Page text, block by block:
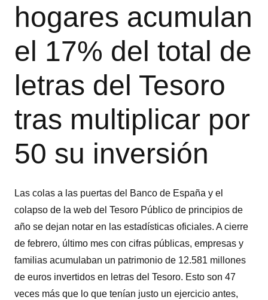
hogares acumulan
el 17% del total de
letras del Tesoro
tras multiplicar por
50 su inversión
Las colas a las puertas del Banco de España y el
colapso de la web del Tesoro Público de principios de
año se dejan notar en las estadísticas oficiales. A cierre
de febrero, último mes con cifras públicas, empresas y
familias acumulaban un patrimonio de 12.581 millones
de euros invertidos en letras del Tesoro. Esto son 47
veces más que lo que tenían justo un ejercicio antes,